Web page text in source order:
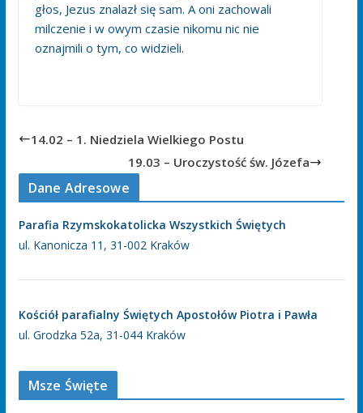
głos, Jezus znalazł się sam. A oni zachowali
milczenie i w owym czasie nikomu nic nie
oznajmili o tym, co widzieli.
14.02 – 1. Niedziela Wielkiego Postu
19.03 – Uroczystość św. Józefa
Dane Adresowe
Parafia Rzymskokatolicka Wszystkich Świętych
ul. Kanonicza 11, 31-002 Kraków
Kościół parafialny Świętych Apostołów Piotra i Pawła
ul. Grodzka 52a, 31-044 Kraków
Msze Święte